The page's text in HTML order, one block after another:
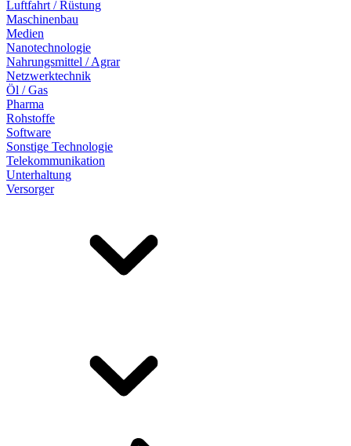
Luftfahrt / Rüstung
Maschinenbau
Medien
Nanotechnologie
Nahrungsmittel / Agrar
Netzwerktechnik
Öl / Gas
Pharma
Rohstoffe
Software
Sonstige Technologie
Telekommunikation
Unterhaltung
Versorger